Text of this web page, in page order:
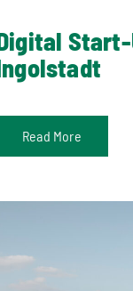
Start-
Read More